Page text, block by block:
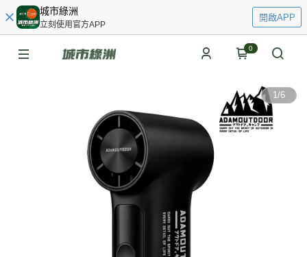
城市綠洲
立刻使用官方APP
開啟APP
0
1/6